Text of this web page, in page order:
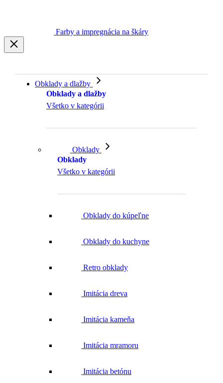
Farby a impregnácia na škáry
Obklady a dlažby
Obklady a dlažby
Všetko v kategórii
Obklady
Obklady
Všetko v kategórii
Obklady do kúpeľne
Obklady do kuchyne
Retro obklady
Imitácia dreva
Imitácia kameňa
Imitácia mramoru
Imitácia betónu